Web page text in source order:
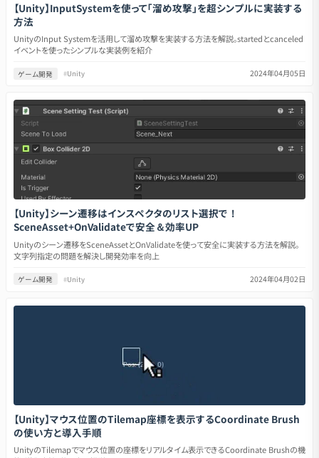
【Unity】InputSystemを使って「溜め攻撃」を超シンプルに実装する
方法
UnityのInput Systemを活用して溜め攻撃を実装する方法を解説。startedとcanceled
イベントを使ったシンプルな実装例を紹介
ゲーム開発 #Unity 2024年04月05日
【Unity】シーン遷移はインスペクタのリスト選択で！
SceneAsset+OnValidateで安全＆効率UP
Unityのシーン遷移をSceneAssetとOnValidateを使って安全に実装する方法を解説。
文字列指定の問題を解決し開発効率を向上
ゲーム開発 #Unity 2024年04月02日
【Unity】マウス位置のTilemap座標を表示するCoordinate Brush
の使い方と導入手順
UnityのTilemapでマウス位置の座標をリアルタイム表示できるCoordinate Brushの機